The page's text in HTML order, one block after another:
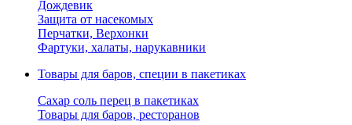
Дождевик
Защита от насекомых
Перчатки, Верхонки
Фартуки, халаты, нарукавники
Товары для баров, специи в пакетиках
Сахар соль перец в пакетиках
Товары для баров, ресторанов